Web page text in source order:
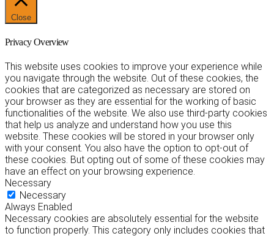
Close
Privacy Overview
This website uses cookies to improve your experience while
you navigate through the website. Out of these cookies, the
cookies that are categorized as necessary are stored on
your browser as they are essential for the working of basic
functionalities of the website. We also use third-party cookies
that help us analyze and understand how you use this
website. These cookies will be stored in your browser only
with your consent. You also have the option to opt-out of
these cookies. But opting out of some of these cookies may
have an effect on your browsing experience.
Necessary
Necessary
Always Enabled
Necessary cookies are absolutely essential for the website
to function properly. This category only includes cookies that